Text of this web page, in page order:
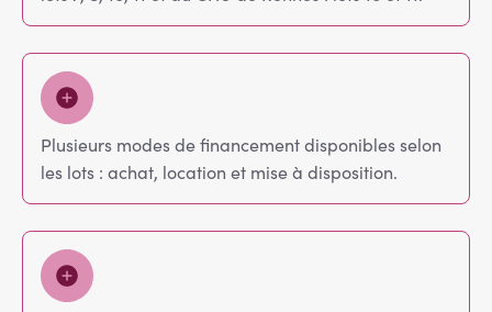
Plusieurs modes de financement disponibles selon
les lots : achat, location et mise à disposition.